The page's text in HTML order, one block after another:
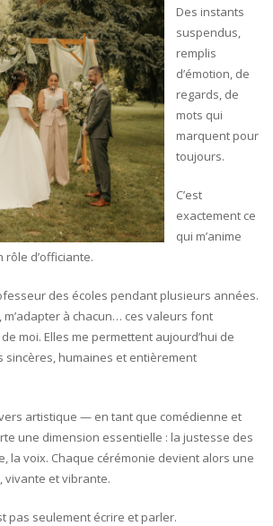
Des instants
suspendus,
remplis
d’émotion, de
regards, de
mots qui
marquent pour
toujours.
C’est
exactement ce
qui m’anime
rôle d’officiante.
des écoles pendant plusieurs années.
à chacun… ces valeurs font
moi. Elles me permettent aujourd’hui de
sincères, humaines et entièrement
artistique — en tant que comédienne et
une dimension essentielle : la justesse des
la voix. Chaque cérémonie devient alors une
et vibrante.
pas seulement écrire et parler.